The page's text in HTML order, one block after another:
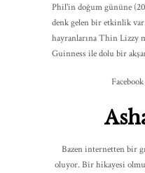
Phil'in doğum gününe
denk gelen bir etkinlik
hayranlarına Thin Lizzy
Guinness ile dolu bir
Bazen internetten bir
oluyor. Bir hikayesi